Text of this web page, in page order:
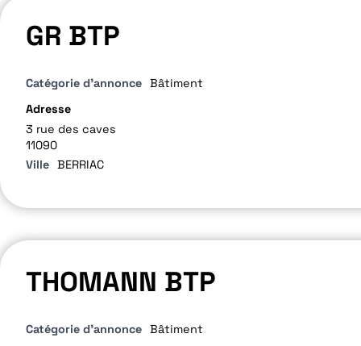
GR BTP
Catégorie d'annonce Bâtiment
Adresse
3 rue des caves
11090
Ville BERRIAC
THOMANN BTP
Catégorie d'annonce Bâtiment